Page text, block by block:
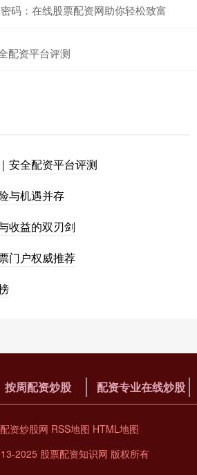
码：在线股票配资网助你轻松致富
配资平台评测
安全配资平台评测
与机遇并存
收益的双刃剑
门户权威推荐
按周配资炒股 配资专业在线炒股
配资炒股网 RSS地图 HTML地图
2025 股票配资知识网 版权所有